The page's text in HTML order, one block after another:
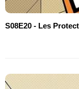
S08E20 - Les